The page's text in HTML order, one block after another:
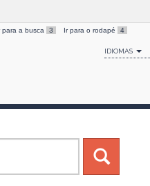
para a busca 3 Ir para o rodapé 4
IDIOMAS